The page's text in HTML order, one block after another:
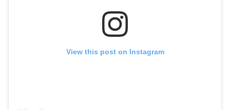
View this post on Instagram